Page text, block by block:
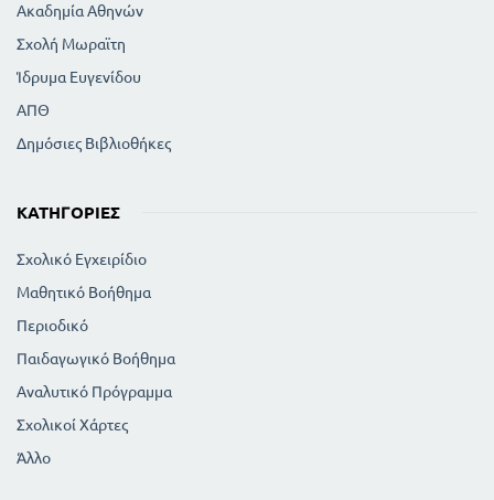
Ακαδημία Αθηνών
Σχολή Μωραϊτη
Ίδρυμα Ευγενίδου
ΑΠΘ
Δημόσιες Βιβλιοθήκες
ΚΑΤΗΓΟΡΊΕΣ
Σχολικό Εγχειρίδιο
Μαθητικό Βοήθημα
Περιοδικό
Παιδαγωγικό Βοήθημα
Αναλυτικό Πρόγραμμα
Σχολικοί Χάρτες
Άλλο